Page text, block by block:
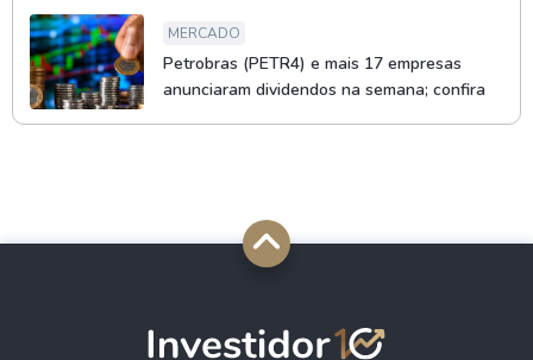
MERCADO
Petrobras (PETR4) e mais 17 empresas
anunciaram dividendos na semana; confira